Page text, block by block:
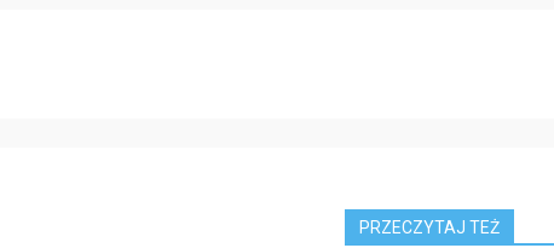
PRZECZYTAJ TEŻ